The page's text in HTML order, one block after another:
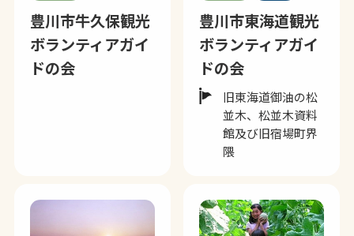
豊川市牛久保観光
ボランティアガイ
ドの会
豊川市東海道観光
ボランティアガイ
ドの会
旧東海道御油の松
並木、松並木資料
館及び旧宿場町界
隈